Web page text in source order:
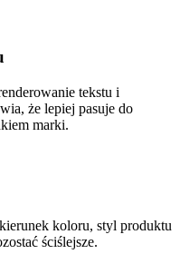
tekstu i
że ​​lepiej pasuje do
marki.
koloru, styl produktu
ściślejsze.